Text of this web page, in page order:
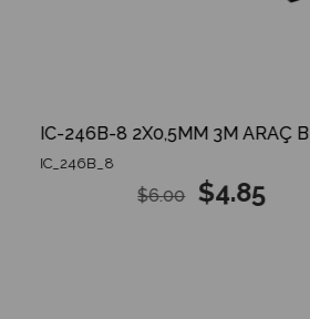
IC_246B_8
$4.85
$6.00